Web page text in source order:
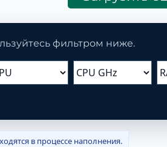
фильтром ниже.
в процессе наполнения.